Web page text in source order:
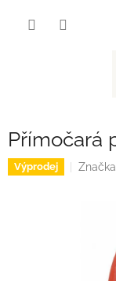
Přímočará
Výprodej